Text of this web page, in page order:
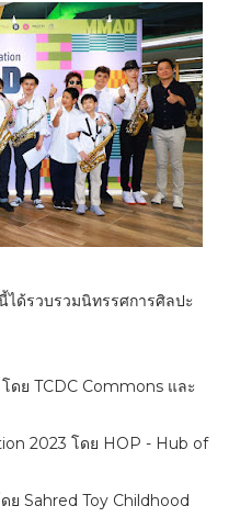
ด้รวบรวมนิทรรศการศิลปะ
โดย TCDC Commons และ
2023 โดย HOP - Hub of
ย Sahred Toy Childhood